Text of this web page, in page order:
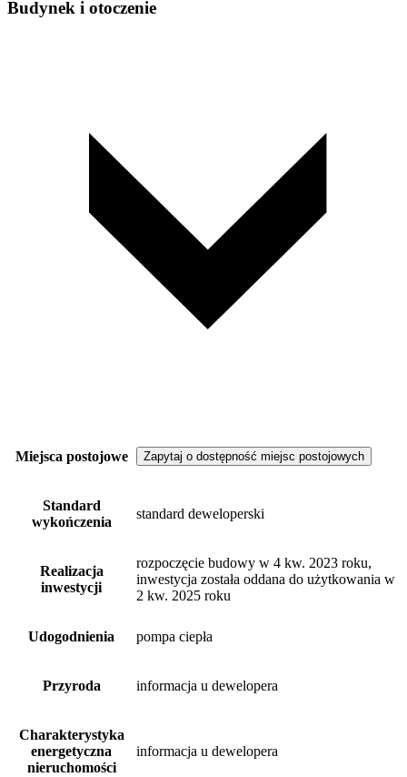
Budynek i otoczenie
Miejsca postojowe Zapytaj o dostępność miejsc postojowych
Standard
wykończenia
standard deweloperski
Realizacja
inwestycji
rozpoczęcie budowy w 4 kw. 2023 roku,
inwestycja została oddana do użytkowania w
2 kw. 2025 roku
Udogodnienia pompa ciepła
Przyroda informacja u dewelopera
Charakterystyka
energetyczna
nieruchomości
informacja u dewelopera